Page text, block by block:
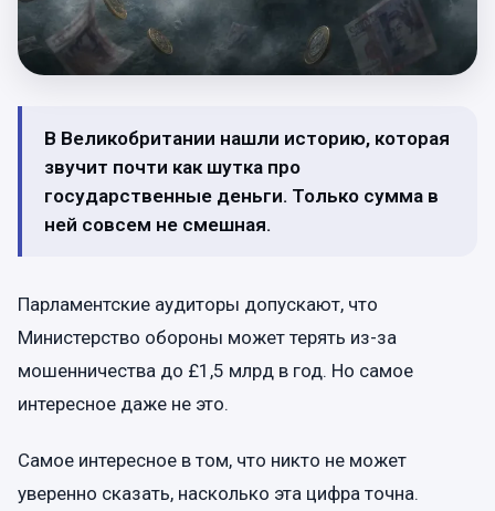
В Великобритании нашли историю, которая
звучит почти как шутка про
государственные деньги. Только сумма в
ней совсем не смешная.
Парламентские аудиторы допускают, что
Министерство обороны может терять из-за
мошенничества до £1,5 млрд в год. Но самое
интересное даже не это.
Самое интересное в том, что никто не может
уверенно сказать, насколько эта цифра точна.